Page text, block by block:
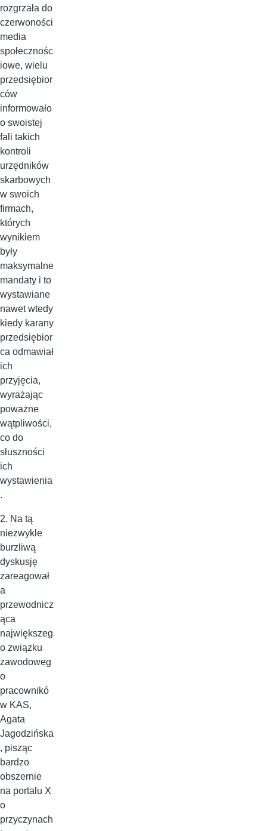
rozgrzała do
czerwoności
media
społecznośc
iowe, wielu
przedsiębior
ców
informowało
o swoistej
fali takich
kontroli
urzędników
skarbowych
w swoich
firmach,
których
wynikiem
były
maksymalne
mandaty i to
wystawiane
nawet wtedy
kiedy karany
przedsiębior
ca odmawiał
ich
przyjęcia,
wyrażając
poważne
wątpliwości,
co do
słuszności
ich
wystawienia
.
2. Na tą
niezwykle
burzliwą
dyskusję
zareagował
a
przewodnicz
ąca
największeg
o związku
zawodoweg
o
pracownikó
w KAS,
Agata
Jagodzińska
, pisząc
bardzo
obszernie
na portalu X
o
przyczynach